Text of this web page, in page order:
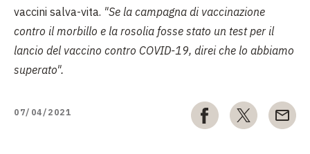
vaccini salva-vita. "Se la campagna di vaccinazione
contro il morbillo e la rosolia fosse stato un test per il
lancio del vaccino contro COVID-19, direi che lo abbiamo
superato".
07/04/2021